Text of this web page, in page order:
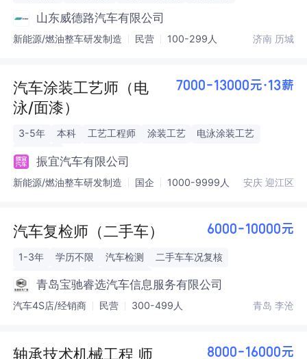
山东威德路汽车有限公司
新能源/燃油整车研发制造 民营 100-299人 济南 历城
汽车涂装工艺师（电
泳/面漆）
7000-13000元·13薪
3-5年 本科 工艺工程师 涂装工艺
电泳涂装工艺
面漆工艺
振宜汽车有限公司
新能源/燃油整车研发制造 国企 1000-9999人 安庆 迎江区
汽车复检师（二手车） 6000-10000元
1-3年 学历不限 汽车检测
二手车车况复核
检测报告出具
车辆信息录入
青岛宝驰睿选汽车信息服务有限公司
汽车4S店/经销商 民营 300-499人 青岛 李沧
轴承技术机械工程 师 8000-16000元